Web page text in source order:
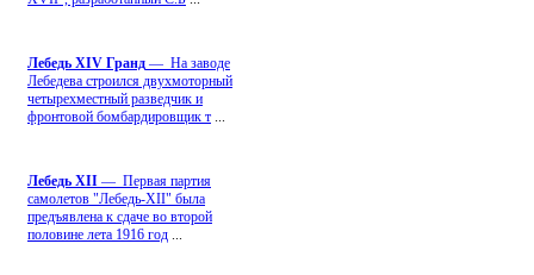
Лебедь ХIV Гранд — На заводе
Лебедева строился двухмоторный
четырехместный разведчик и
фронтовой бомбардировщик т
Лебедь ХII — Первая партия
самолетов "Лебедь-ХII" была
предъявлена к сдаче во второй
половине лета 1916 год